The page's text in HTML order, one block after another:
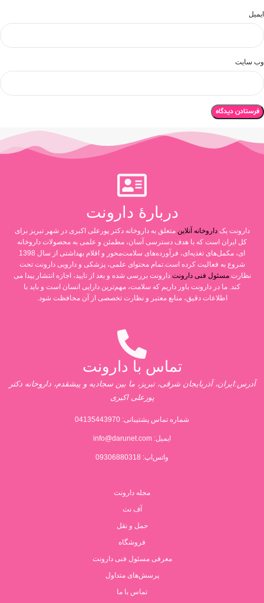
ایمیل
وب‌ سایت
دربارۀ دارونت
دارونت یکداروخانه آنلاین متعلق به داروخانه دکتر پورعلی اکبری در شهر تبریز برای
کل ایران است که با هدف دسترسی آسان، مطمئن و علمی به محصولات داروخانه
ای، مکمل‌های تغذیه‌ای، فرآورده‌های سلامت‌محور و اقلام بهداشتی از سال 1398
شروع به فعالیت کرده است.تمام محتوای علمی، پزشکی و دارویی دارونت تحت
نظارتمسئول فنی دارونت دارونت بررسی شده و بعد از تایید، اجازه انتشار پیدا می
کند. ما در دارونت باور داریم که سلامت، مهم‌ترین دارایی انسان است و باید با
اطلاعات دقیق، منابع معتبر و نظارت تخصصی از آن محافظت شود.
تماس با دارونت
آدرس:ایران، آذربایجان شرقی، تبریز، ما بین سجادیه و پیشقدم، داروخانه دکتر
پورعلی اکبری
شماره تماس پشتیبانی: 04135443970
ایمیل: info@darunet.com
واتس‌اپ: 09306880318
مجله دارونت
آف نت
حمل و نقل
فروشگاه
معرفی مسئول فنی دارونت
پرسش‌های متداول
تماس با ما